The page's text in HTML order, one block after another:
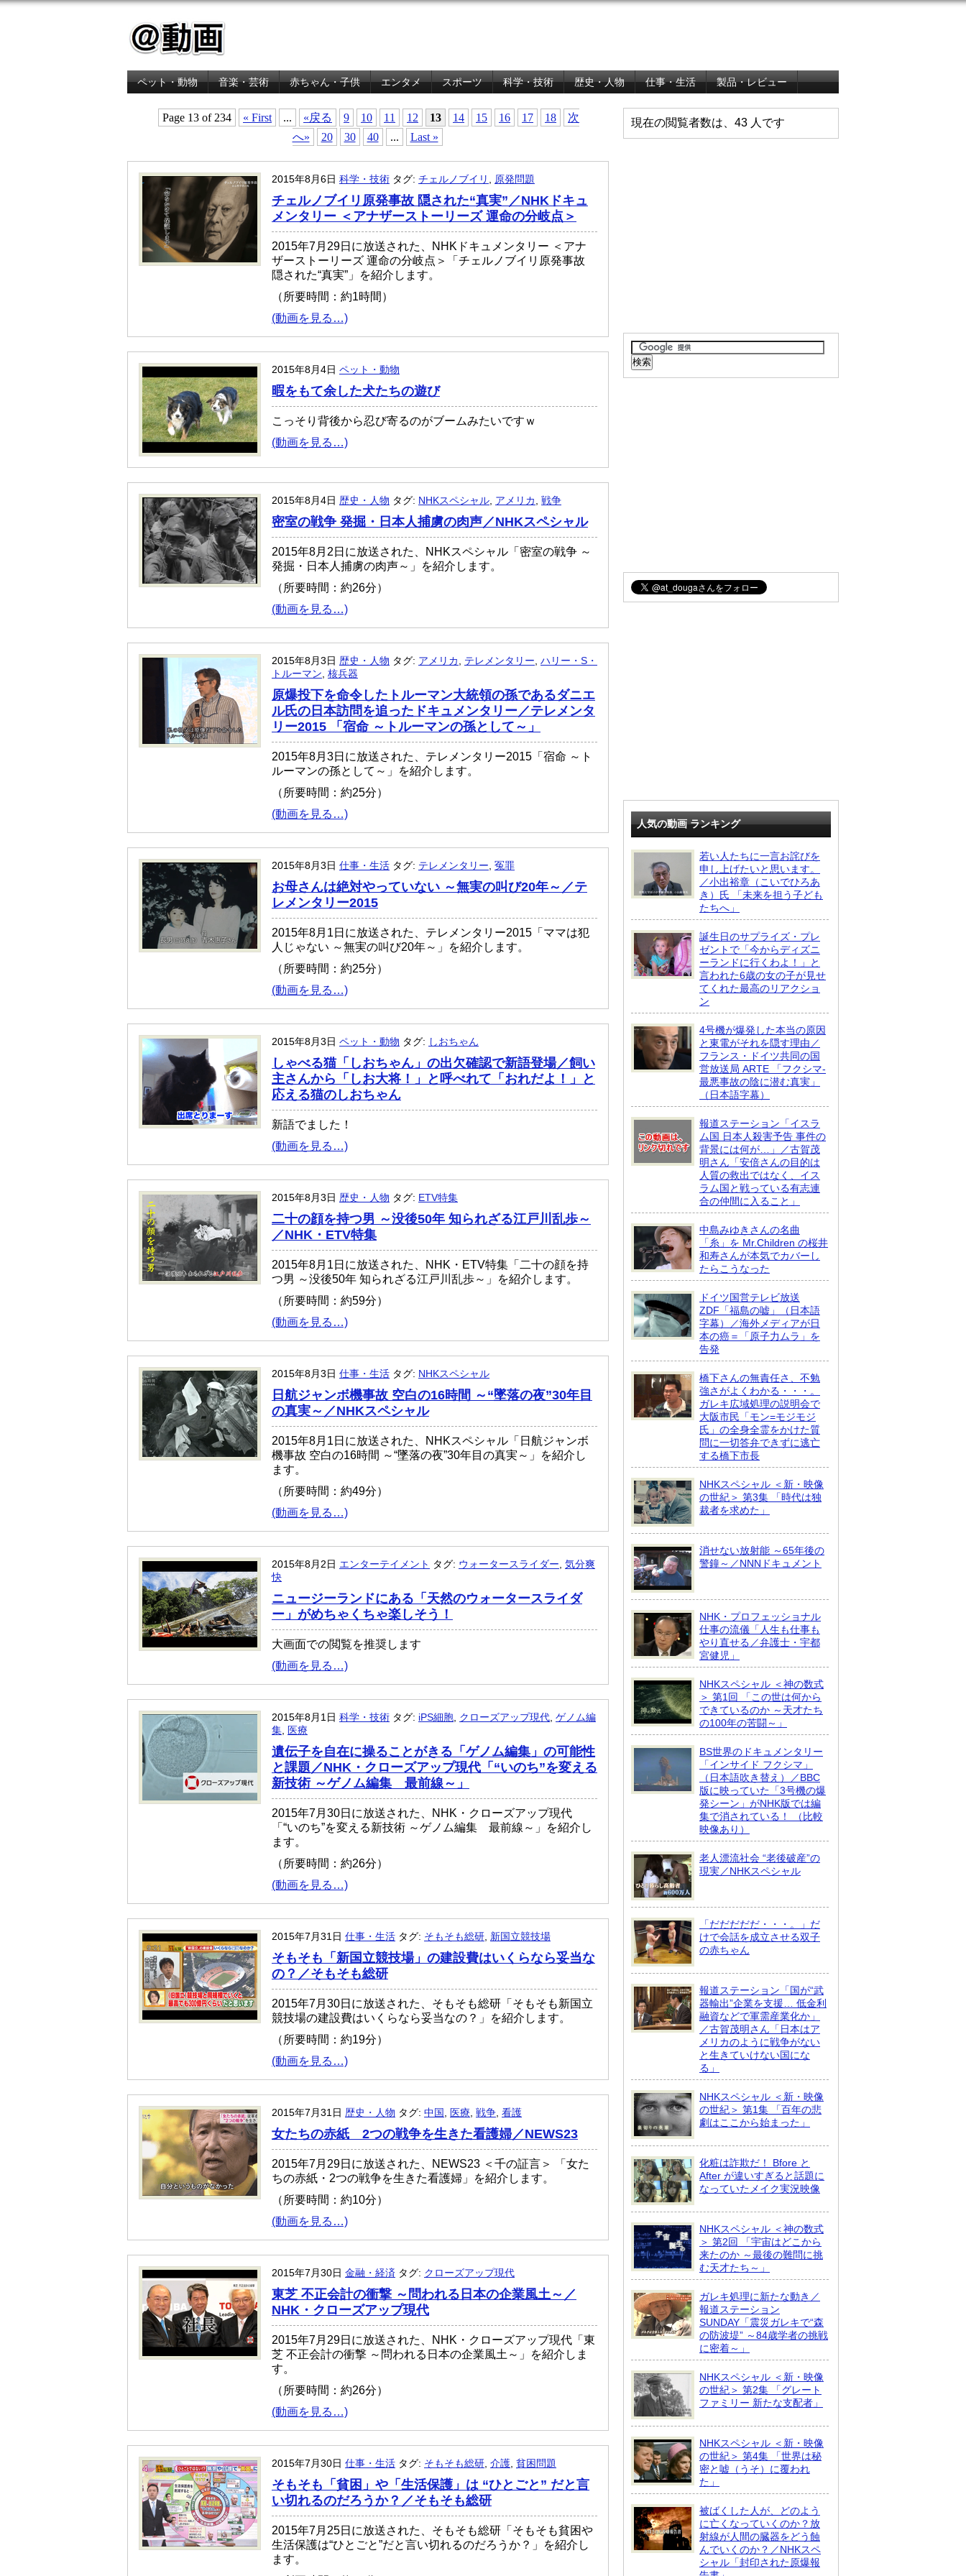
ペット・動物 音楽・芸術 赤ちゃん・子供 エンタメ スポーツ 科学・技術 歴史・人物 仕事・生活
製品・レビュー
Page 13 of 234 « First ... «戻る 9 10 11 12 13 14 15 16 17 18
次
へ»
20 30 40 ... Last »
2015年8月6日 科学・技術 タグ: チェルノブイリ 原発問題
チェルノブイリ原発事故 隠された“真実”／NHKドキュ
メンタリー ＜アナザーストーリーズ 運命の分岐点＞
2015年7月29日に放送された、NHKドキュメンタリー ＜アナ
ザーストーリーズ 運命の分岐点＞「チェルノブイリ原発事故
隠された“真実”」を紹介します。
（所要時間：約1時間）
(動画を見る…)
2015年8月4日 ペット・動物
暇をもて余した犬たちの遊び
こっそり背後から忍び寄るのがブームみたいですｗ
(動画を見る…)
2015年8月4日 歴史・人物 タグ: NHKスペシャル アメリカ 戦争
密室の戦争 発掘・日本人捕虜の肉声／NHKスペシャル
2015年8月2日に放送された、NHKスペシャル「密室の戦争 ～
発掘・日本人捕虜の肉声～」を紹介します。
（所要時間：約26分）
(動画を見る…)
2015年8月3日 歴史・人物 タグ: アメリカ テレメンタリー ハリー・S・
トルーマン 核兵器
原爆投下を命令したトルーマン大統領の孫であるダニエ
ル氏の日本訪問を追ったドキュメンタリー／テレメンタ
リー2015 「宿命 ～トルーマンの孫として～」
2015年8月3日に放送された、テレメンタリー2015「宿命 ～ト
ルーマンの孫として～」を紹介します。
（所要時間：約25分）
(動画を見る…)
2015年8月3日 仕事・生活 タグ: テレメンタリー 冤罪
お母さんは絶対やっていない ～無実の叫び20年～／テ
レメンタリー2015
2015年8月1日に放送された、テレメンタリー2015「ママは犯
人じゃない ～無実の叫び20年～」を紹介します。
（所要時間：約25分）
(動画を見る…)
2015年8月3日 ペット・動物 タグ: しおちゃん
しゃべる猫「しおちゃん」の出欠確認で新語登場／飼い
主さんから「しお大将！」と呼べれて「おれだよ！」と
応える猫のしおちゃん
新語でました！
(動画を見る…)
2015年8月3日 歴史・人物 タグ: ETV特集
二十の顔を持つ男 ～没後50年 知られざる江戸川乱歩～
／NHK・ETV特集
2015年8月1日に放送された、NHK・ETV特集「二十の顔を持
つ男 ～没後50年 知られざる江戸川乱歩～」を紹介します。
（所要時間：約59分）
(動画を見る…)
2015年8月3日 仕事・生活 タグ: NHKスペシャル
日航ジャンボ機事故 空白の16時間 ～“墜落の夜”30年目
の真実～／NHKスペシャル
2015年8月1日に放送された、NHKスペシャル「日航ジャンボ
機事故 空白の16時間 ～“墜落の夜”30年目の真実～」を紹介し
ます。
（所要時間：約49分）
(動画を見る…)
2015年8月2日 エンターテイメント タグ: ウォータースライダー 気分爽
快
ニュージーランドにある「天然のウォータースライダ
ー」がめちゃくちゃ楽しそう！
大画面での閲覧を推奨します
(動画を見る…)
2015年8月1日 科学・技術 タグ: iPS細胞 クローズアップ現代 ゲノム編
集
医療
遺伝子を自在に操ることがきる「ゲノム編集」の可能性
と課題／NHK・クローズアップ現代「“いのち”を変える
新技術 ～ゲノム編集 最前線～」
2015年7月30日に放送された、NHK・クローズアップ現代
「“いのち”を変える新技術 ～ゲノム編集 最前線～」を紹介し
ます。
（所要時間：約26分）
(動画を見る…)
2015年7月31日 仕事・生活 タグ: そもそも総研 新国立競技場
そもそも「新国立競技場」の建設費はいくらなら妥当な
の？／そもそも総研
2015年7月30日に放送された、そもそも総研「そもそも新国立
競技場の建設費はいくらなら妥当なの？」を紹介します。
（所要時間：約19分）
(動画を見る…)
2015年7月31日 歴史・人物 タグ: 中国 医療 戦争 看護
女たちの赤紙 2つの戦争を生きた看護婦／NEWS23
2015年7月29日に放送された、NEWS23 ＜千の証言＞ 「女た
ちの赤紙・2つの戦争を生きた看護婦」を紹介します。
（所要時間：約10分）
(動画を見る…)
2015年7月30日 金融・経済 タグ: クローズアップ現代
東芝 不正会計の衝撃 ～問われる日本の企業風土～／
NHK・クローズアップ現代
2015年7月29日に放送された、NHK・クローズアップ現代「東
芝 不正会計の衝撃 ～問われる日本の企業風土～」を紹介しま
す。
（所要時間：約26分）
(動画を見る…)
2015年7月30日 仕事・生活 タグ: そもそも総研 介護 貧困問題
そもそも「貧困」や「生活保護」は “ひとごと” だと言
い切れるのだろうか？／そもそも総研
2015年7月25日に放送された、そもそも総研「そもそも貧困や
生活保護は“ひとごと”だと言い切れるのだろうか？」を紹介し
ます。
現在の閲覧者数は、43 人です
人気の動画 ランキング
若い人たちに一言お詫びを
申し上げたいと思います。
／小出裕章（こいでひろあ
き）氏 「未来を担う子ども
たちへ」
誕生日のサプライズ・プレ
ゼントで「今からディズニ
ーランドに行くわよ！」と
言われた6歳の女の子が見せ
てくれた最高のリアクショ
ン
4号機が爆発した本当の原因
と東電がそれを隠す理由／
フランス・ドイツ共同の国
営放送局 ARTE 「フクシマ-
最悪事故の陰に潜む真実」
（日本語字幕）
報道ステーション「イスラ
ム国 日本人殺害予告 事件の
背景には何が…」／古賀茂
明さん「安倍さんの目的は
人質の救出ではなく、イス
ラム国と戦っている有志連
合の仲間に入ること」
中島みゆきさんの名曲
「糸」を Mr.Children の桜井
和寿さんが本気でカバーし
たらこうなった
ドイツ国営テレビ放送
ZDF「福島の嘘」（日本語
字幕）／海外メディアが日
本の癌＝「原子力ムラ」を
告発
橋下さんの無責任さ、不勉
強さがよくわかる・・・。
ガレキ広域処理の説明会で
大阪市民「モン=モジモジ
氏」の全身全霊をかけた質
問に一切答弁できずに逃亡
する橋下市長
NHKスペシャル ＜新・映像
の世紀＞ 第3集 「時代は独
裁者を求めた」
消せない放射能 ～65年後の
警鐘～／NNNドキュメント
NHK・プロフェッショナル
仕事の流儀「人生も仕事も
やり直せる／弁護士・宇都
宮健児」
NHKスペシャル ＜神の数式
＞ 第1回 「この世は何から
できているのか ～天才たち
の100年の苦闘～」
BS世界のドキュメンタリー
「インサイド フクシマ」
（日本語吹き替え）／BBC
版に映っていた「3号機の爆
発シーン」がNHK版では編
集で消されている！ （比較
映像あり）
老人漂流社会 “老後破産”の
現実／NHKスペシャル
「だだだだだ・・・。」だ
けで会話を成立させる双子
の赤ちゃん
報道ステーション「国が“武
器輸出”企業を支援… 低金利
融資などで軍需産業化か」
／古賀茂明さん「日本はア
メリカのように戦争がない
と生きていけない国にな
る」
NHKスペシャル ＜新・映像
の世紀＞ 第1集 「百年の悲
劇はここから始まった」
化粧は詐欺だ！ Bfore と
After が違いすぎると話題に
なっていたメイク実況映像
NHKスペシャル ＜神の数式
＞ 第2回 「宇宙はどこから
来たのか ～最後の難問に挑
む天才たち～」
ガレキ処理に新たな動き／
報道ステーション
SUNDAY「震災ガレキで“森
の防波堤” ～84歳学者の挑戦
に密着～」
NHKスペシャル ＜新・映像
の世紀＞ 第2集 「グレート
ファミリー 新たな支配者」
NHKスペシャル ＜新・映像
の世紀＞ 第4集 「世界は秘
密と嘘（うそ）に覆われ
た」
被ばくした人が、どのよう
に亡くなっていくのか？放
射線が人間の臓器をどう蝕
んでいくのか？／NHKスペ
シャル「封印された原爆報